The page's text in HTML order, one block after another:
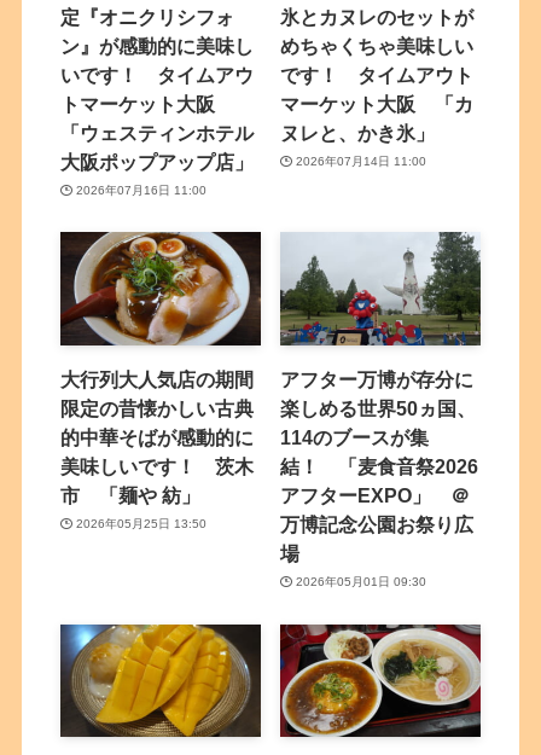
定『オニクリシフォ
ン』が感動的に美味し
いです！ タイムアウ
トマーケット大阪
「ウェスティンホテル
大阪ポップアップ店」
2026年07月16日 11:00
氷とカヌレのセットが
めちゃくちゃ美味しい
です！ タイムアウト
マーケット大阪 「カ
ヌレと、かき氷」
2026年07月14日 11:00
大行列大人気店の期間
限定の昔懐かしい古典
的中華そばが感動的に
美味しいです！ 茨木
市 「麺や 紡」
2026年05月25日 13:50
アフター万博が存分に
楽しめる世界50ヵ国、
114のブースが集
結！ 「麦食音祭2026
アフターEXPO」 ＠
万博記念公園お祭り広
場
2026年05月01日 09:30